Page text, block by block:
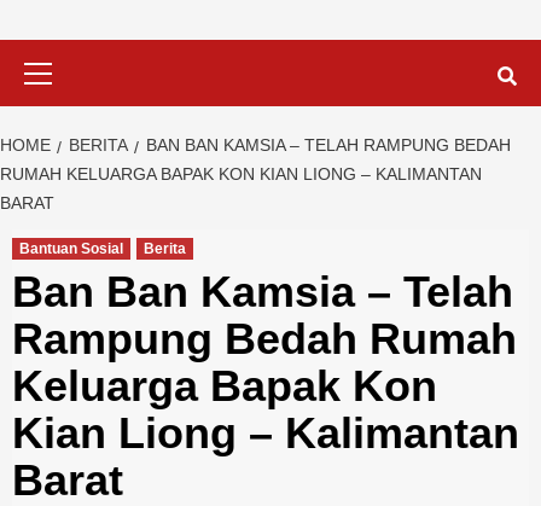
HOME BERITA
BAN BAN KAMSIA – TELAH RAMPUNG BEDAH
RUMAH KELUARGA BAPAK KON KIAN LIONG – KALIMANTAN
BARAT
Bantuan Sosial Berita
Ban Ban Kamsia – Telah
Rampung Bedah Rumah
Keluarga Bapak Kon
Kian Liong – Kalimantan
Barat